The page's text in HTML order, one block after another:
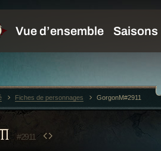
#2911
Fiches de personnages GorgonM#2911